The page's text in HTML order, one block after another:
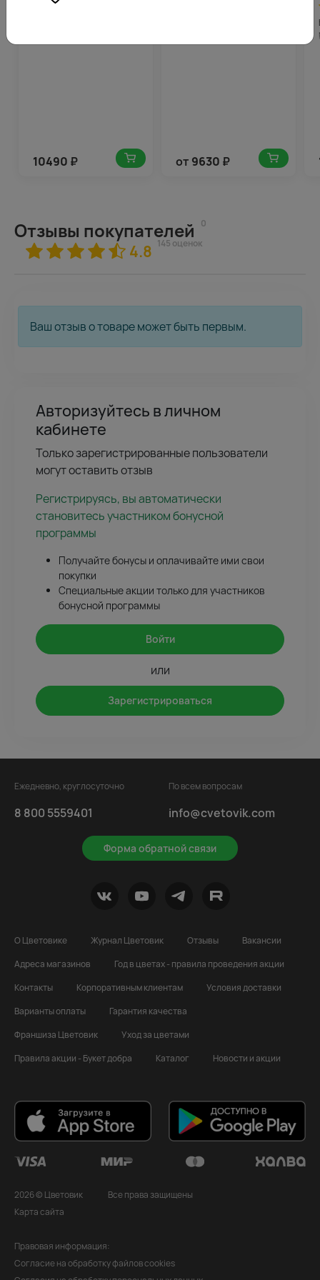
4.7(675)
стильной упаковке
10490 ₽ от 9630 ₽
Отзывы покупателей 0
4.8 145 оценок
Ваш отзыв о товаре может быть первым.
Авторизуйтесь в личном
кабинете
Только зарегистрированные пользователи
могут оставить отзыв
Регистрируясь, вы автоматически
становитесь участником бонусной
программы
Получайте бонусы и оплачивайте ими свои
покупки
Специальные акции только для участников
бонусной программы
Войти
или
Зарегистрироваться
Ежедневно, круглосуточно
8 800 5559401
Форма обратной связи
По всем вопросам
info@cvetovik.com
О Цветовике Журнал Цветовик Отзывы
Вакансии
Адреса магазинов
Год в цветах - правила проведения акции
Контакты
Корпоративным клиентам
Условия доставки
Варианты оплаты
Гарантия качества
Франшиза Цветовик
Уход за цветами
Правила акции - Букет добра
Каталог Новости и акции
2026 © Цветовик
Все права защищены
Карта сайта
Правовая информация:
Согласие на обработку файлов cookies